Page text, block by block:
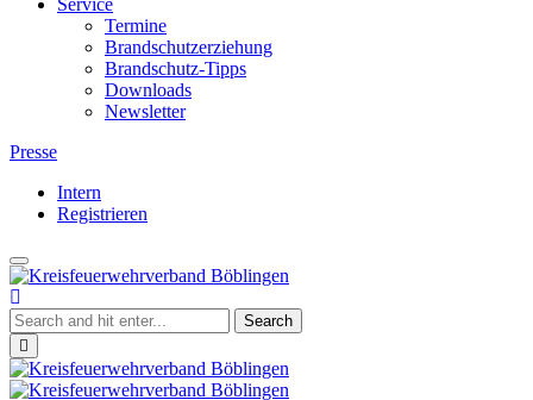
Service
Termine
Brandschutzerziehung
Brandschutz-Tipps
Downloads
Newsletter
Presse
Intern
Registrieren
Toggle
navigation